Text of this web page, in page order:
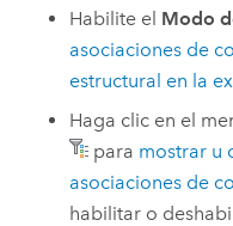
Habilite el Modo
asociaciones de
estructural en la
Haga clic en el
para mostrar u
asociaciones de
habilitar o